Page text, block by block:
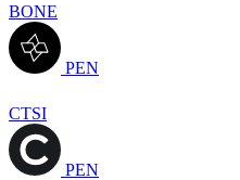
BONE
PEN
CTSI
PEN